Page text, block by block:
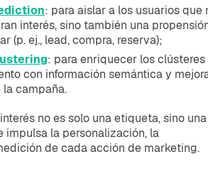
: para aislar a los usuarios que
interés, sino también una
(p. ej., lead, compra, reserva);
: para enriquecer los clústeres
con información semántica y
campaña.
no es solo una etiqueta, sino una
impulsa la personalización, la
de cada acción de marketing.